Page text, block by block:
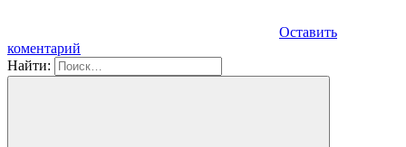
Оставить
коментарий
Найти: